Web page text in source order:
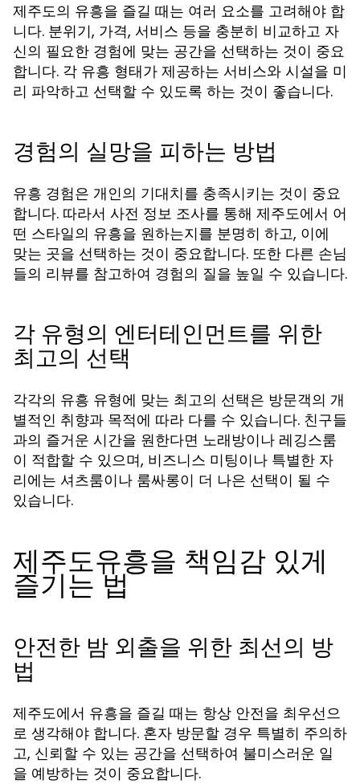
제주도의 유흥을 즐길 때는 여러 요소를 고려해야 합
니다. 분위기, 가격, 서비스 등을 충분히 비교하고 자
신의 필요한 경험에 맞는 공간을 선택하는 것이 중요
합니다. 각 유흥 형태가 제공하는 서비스와 시설을 미
리 파악하고 선택할 수 있도록 하는 것이 좋습니다.
경험의 실망을 피하는 방법
유흥 경험은 개인의 기대치를 충족시키는 것이 중요
합니다. 따라서 사전 정보 조사를 통해 제주도에서 어
떤 스타일의 유흥을 원하는지를 분명히 하고, 이에
맞는 곳을 선택하는 것이 중요합니다. 또한 다른 손님
들의 리뷰를 참고하여 경험의 질을 높일 수 있습니다.
각 유형의 엔터테인먼트를 위한
최고의 선택
각각의 유흥 유형에 맞는 최고의 선택은 방문객의 개
별적인 취향과 목적에 따라 다를 수 있습니다. 친구들
과의 즐거운 시간을 원한다면 노래방이나 레깅스룸
이 적합할 수 있으며, 비즈니스 미팅이나 특별한 자
리에는 셔츠룸이나 룸싸롱이 더 나은 선택이 될 수
있습니다.
제주도유흥을 책임감 있게
즐기는 법
안전한 밤 외출을 위한 최선의 방
법
제주도에서 유흥을 즐길 때는 항상 안전을 최우선으
로 생각해야 합니다. 혼자 방문할 경우 특별히 주의하
고, 신뢰할 수 있는 공간을 선택하여 불미스러운 일
을 예방하는 것이 중요합니다.